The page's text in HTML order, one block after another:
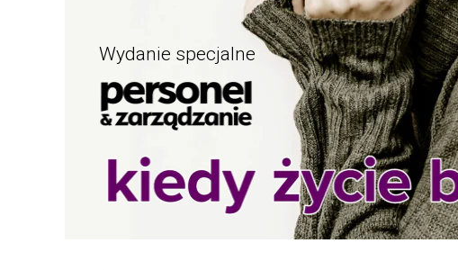
Wydanie specjalne